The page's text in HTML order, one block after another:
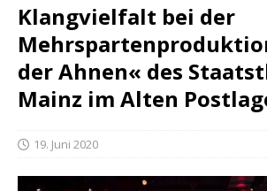
Klangvielfalt bei der
der Ahnen« des
Mainz im Alten
19. Juni 2020